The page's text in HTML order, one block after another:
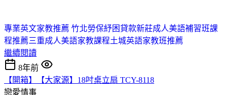
專業英文家教推薦 竹北勞保紓困貸款新莊成人美語補習班課
程推薦三重成人美語家教課程土城英語家教班推薦
繼續閱讀
8年前
【開箱】【大家源】18吋桌立扇 TCY-8118
戀愛情事